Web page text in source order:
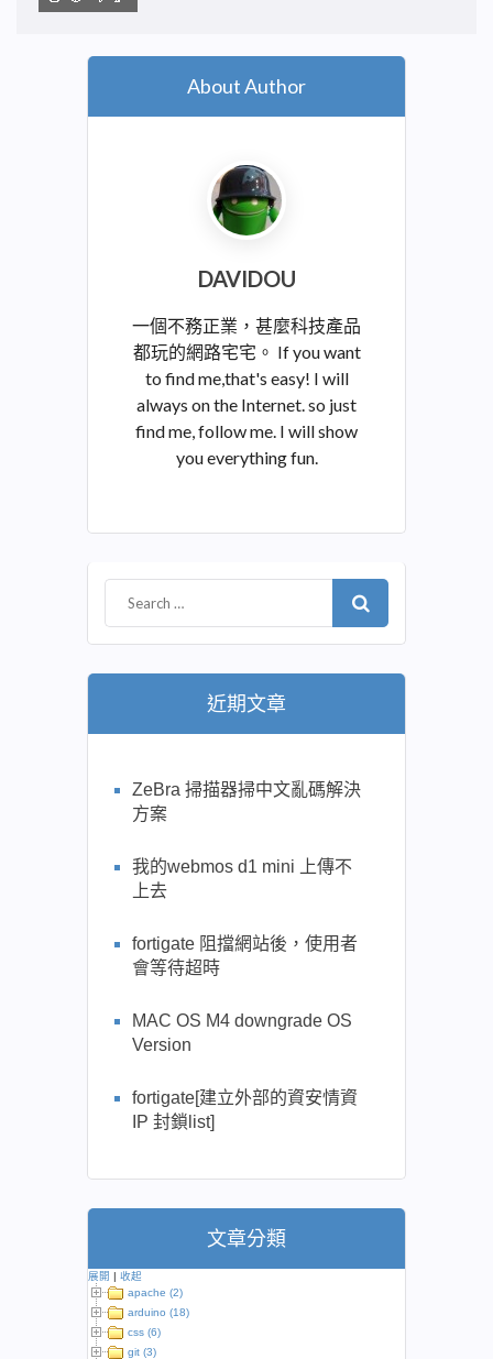
About Author
DAVIDOU
一個不務正業，甚麼科技產品
都玩的網路宅宅。 If you want
to find me,that's easy! I will
always on the Internet. so just
find me, follow me. I will show
you everything fun.
近期文章
ZeBra 掃描器掃中文亂碼解決
方案
我的webmos d1 mini 上傳不
上去
fortigate 阻擋網站後，使用者
會等待超時
MAC OS M4 downgrade OS
Version
fortigate[建立外部的資安情資
IP 封鎖list]
文章分類
展開 | 收起
apache (2)
arduino (18)
css (6)
git (3)